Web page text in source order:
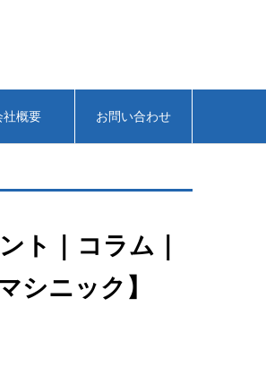
社概要 お問い合わせ
ト | コラム |
シニック】